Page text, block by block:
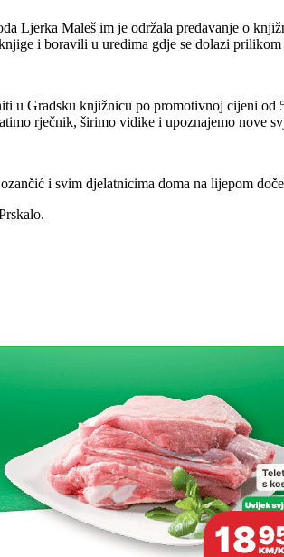
Ljerka Maleš im je održala predavanje o
i boravili u uredima gdje se dolazi
u Gradsku knjižnicu po promotivnoj cijeni
rječnik, širimo vidike i upoznajemo nove
i svim djelatnicima doma na lijepom